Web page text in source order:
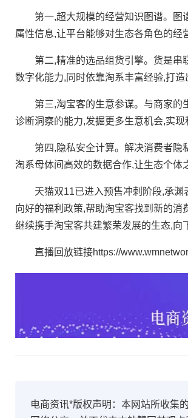
第一,超大规模的经营知识图谱。图
属性信息,让平台能够对生态各角色的
第二,精准的选品组货引擎。货是串
数字化能力,同时依靠淘系丰富经验,打
第三,淘宝客的生意参谋。与商家的
诊断洞察的能力,发掘更多生意机会,实现
第四,隐私安全计算。解决消费者隐
淘系母体间高效的数据合作,让生态个体
天猫双11已进入预售冲刺阶段,承渊
向好的福利政策,帮助淘宝客找到新的
继续携手淘宝客共建繁荣发展的生态,向
直播回放链接https://
电商资讯*版权声明：本网站所收集